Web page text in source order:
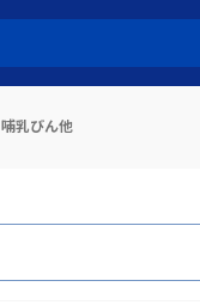
哺乳びん他